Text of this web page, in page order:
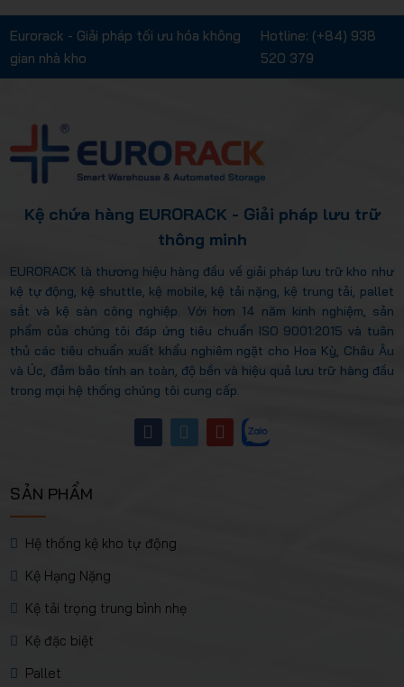
bên dưới bạn nhé.
Eurorack - Giải pháp tối ưu hóa không
gian nhà kho
Hotline: (+84) 938
520 379
Kệ chứa hàng EURORACK - Giải pháp lưu trữ
thông minh
EURORACK là thương hiệu hàng đầu về giải pháp lưu trữ kho như
kệ tự động, kệ shuttle, kệ mobile, kệ tải nặng, kệ trung tải, pallet
sắt và kệ sàn công nghiệp. Với hơn 14 năm kinh nghiệm, sản
phẩm của chúng tôi đáp ứng tiêu chuẩn ISO 9001:2015 và tuân
thủ các tiêu chuẩn xuất khẩu nghiêm ngặt cho Hoa Kỳ, Châu Âu
và Úc, đảm bảo tính an toàn, độ bền và hiệu quả lưu trữ hàng đầu
trong mọi hệ thống chúng tôi cung cấp.
SẢN PHẨM
Hệ thống kệ kho tự động
Kệ Hạng Nặng
Kệ tải trọng trung bình nhẹ
Kệ đặc biệt
Pallet